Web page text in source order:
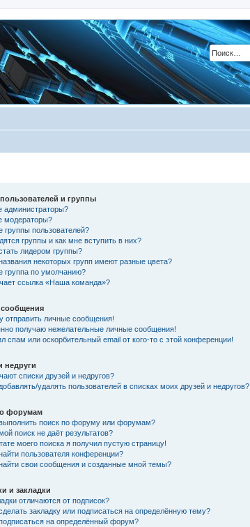
и группы
администраторы?
модераторы?
группы пользователей?
группы и как мне вступить в них?
лидером группы?
некоторых групп имеют разные цвета?
группа по умолчанию?
ссылка «Наша команда»?
отправить личные сообщения!
получаю нежелательные личные сообщения!
спам или оскорбительный email от кого-то с этой конференции!
недруги
списки друзей и недругов?
удалять пользователей в списках моих друзей и недругов?
форумам
поиск по форуму или форумам?
поиск не даёт результатов?
моего поиска я получил пустую страницу!
пользователя конференции?
свои сообщения и созданные мной темы?
и закладки
отличаются от подписок?
закладку или подписаться на определённую тему?
на определённый форум?